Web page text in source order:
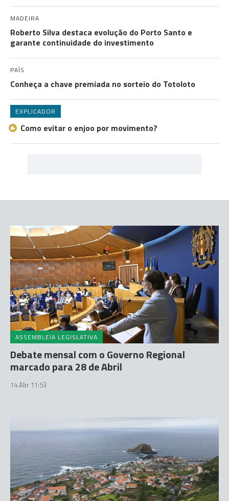
MADEIRA
Roberto Silva destaca evolução do Porto Santo e
garante continuidade do investimento
PAÍS
Conheça a chave premiada no sorteio do Totoloto
EXPLICADOR
Como evitar o enjoo por movimento?
ASSEMBLEIA LEGISLATIVA
Debate mensal com o Governo Regional
marcado para 28 de Abril
14 Abr 11:53